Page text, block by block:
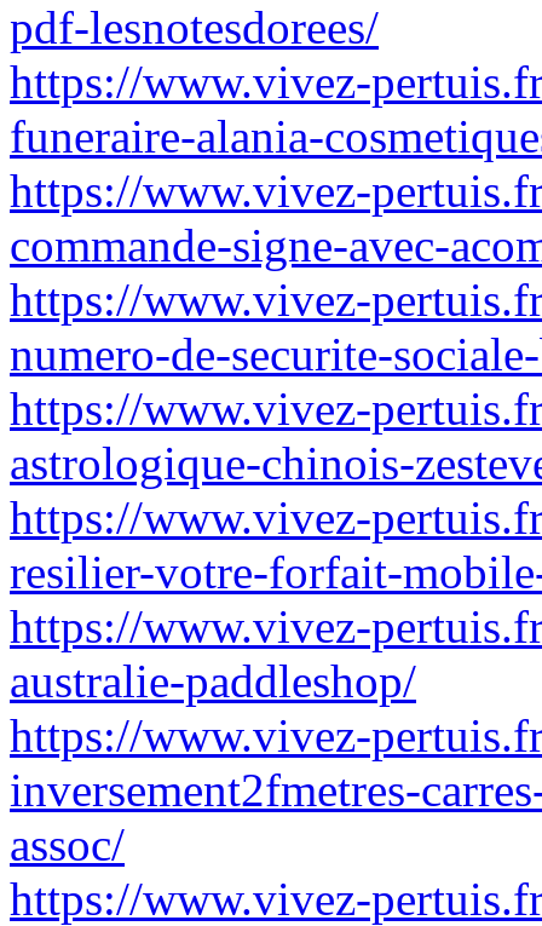
pdf-lesnotesdorees/
https://www.vivez-
funeraire-alania-
https://www.vivez-
commande-signe-avec-
https://www.vivez-
numero-de-securite-
https://www.vivez-
astrologique-chinois-
https://www.vivez-
resilier-votre-forfait-
https://www.vivez-
australie-paddleshop/
https://www.vivez-
inversement2fmetres-
assoc/
https://www.vivez-